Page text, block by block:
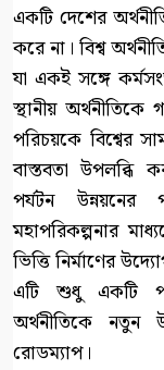
একটি দেশের
করে না। বিশ্ব
যা একই সঙ্গে
স্থানীয়
পরিচয়কে বিশ্বের
বাস্তবতা উপলব্ধি
পর্যটন
মহাপরিকল্পনার
ভিত্তি নির্মাণের
এটি শুধু একটি
অর্থনীতিকে নতুন
রোডম্যাপ।